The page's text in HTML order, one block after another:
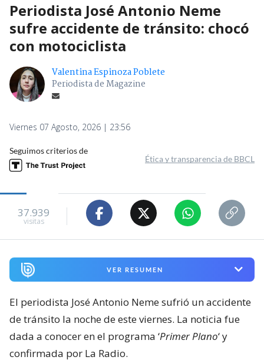
Periodista José Antonio Neme
sufre accidente de tránsito: chocó
con motociclista
Valentina Espinoza Poblete
Periodista de Magazine
Viernes 07 Agosto, 2026 | 23:56
Seguimos criterios de
Ética y transparencia de BBCL
37.939
visitas
VER RESUMEN
El periodista José Antonio Neme sufrió un accidente
de tránsito la noche de este viernes. La noticia fue
dada a conocer en el programa ‘Primer Plano‘ y
confirmada por La Radio.